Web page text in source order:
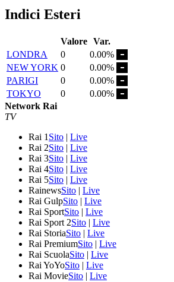
Indici Esteri
Valore Var.
LONDRA
0
0.00%
NEW YORK 0
0.00%
PARIGI
0
0.00%
TOKYO
0
0.00%
Network Rai
TV
Rai 1 Sito | Live
Rai 2Sito | Live
Rai 3Sito | Live
Rai 4Sito | Live
Rai 5Sito | Live
RainewsSito | Live
Rai GulpSito | Live
Rai SportSito | Live
Rai Sport 2Sito | Live
Rai StoriaSito | Live
Rai PremiumSito | Live
Rai ScuolaSito | Live
Rai YoYoSito | Live
Rai MovieSito | Live